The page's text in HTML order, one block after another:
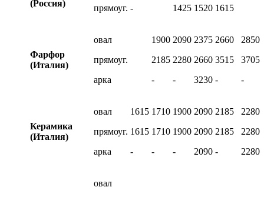
(Россия)
прямоуг. -
1425 1520 1615
Фарфор
(Италия)
овал
прямоуг.
арка
1900
2185
-
2090
2280
-
2375
2660
3230
2660
3515
-
2850
3705
-
Керамика
(Италия)
овал
прямоуг.
арка
1615
1615
-
1710
1710
-
1900
1900
-
2090
2090
2090
2185
2185
-
2280
2280
2280
овал